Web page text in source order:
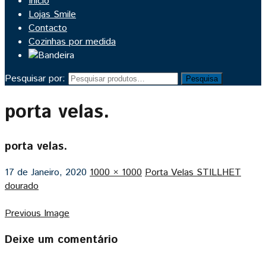
Lojas Smile
Contacto
Cozinhas por medida
Pesquisar por: Pesquisa
porta velas.
porta velas.
17 de Janeiro, 2020 1000 × 1000 Porta Velas STILLHET
dourado
Previous Image
Deixe um comentário